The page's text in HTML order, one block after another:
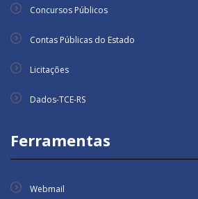
Concursos Públicos
Contas Públicas do Estado
Licitações
Dados-TCE-RS
Ferramentas
Webmail